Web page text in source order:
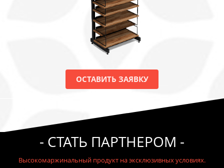
ОСТАВИТЬ ЗАЯВКУ
- СТАТЬ ПАРТНЕРОМ -
Высокомаржинальный продукт на эксклюзивных условиях.